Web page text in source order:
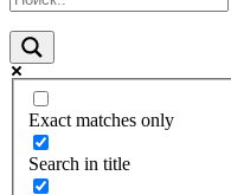
Exact matches only
Search in title